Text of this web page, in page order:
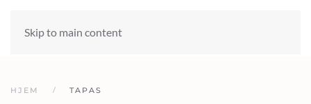
Skip to main content
HJEM TAPAS